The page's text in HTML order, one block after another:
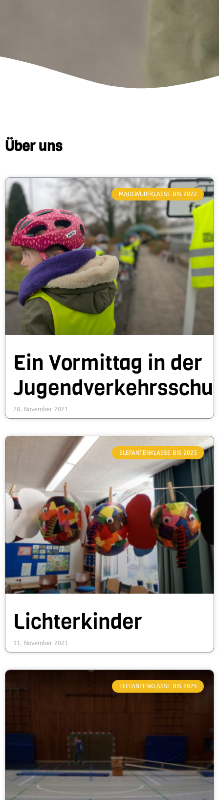
Über uns
MAULWURFKLASSE BIS 2022
Ein Vormittag in der
28. November 2021
ELEFANTENKLASSE BIS 2025
Lichterkinder
11. November 2021
ELEFANTENKLASSE BIS 2025